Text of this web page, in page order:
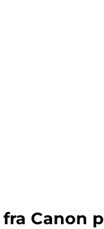
Canon